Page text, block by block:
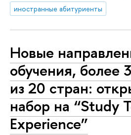
иностранные абитуриенты
Новые
обучения, более
из 20 стран:
набор на “Study
Experience”